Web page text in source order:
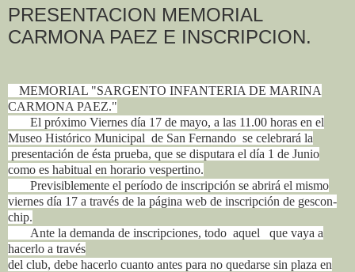
PRESENTACION MEMORIAL
CARMONA PAEZ E INSCRIPCION.
MEMORIAL "SARGENTO INFANTERIA DE MARINA
CARMONA PAEZ."
El próximo Viernes día 17 de mayo, a las 11.00 horas en el
Museo Histórico Municipal de San Fernando se celebrará la
presentación de ésta prueba, que se disputara el día 1 de Junio
como es habitual en horario vespertino.
Previsiblemente el período de inscripción se abrirá el mismo
viernes día 17 a través de la página web de inscripción de gescon-
chip.
Ante la demanda de inscripciones, todo aquel que vaya a
hacerlo a través
del club, debe hacerlo cuanto antes para no quedarse sin plaza en